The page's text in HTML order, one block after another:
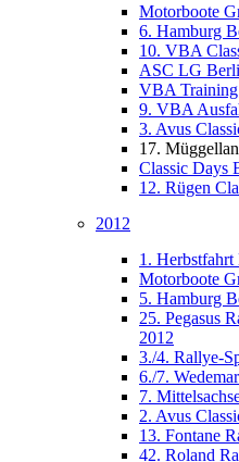
Motorboote
6. Hamburg
10. VBA
ASC LG
VBA
9. VBA
3. Avus
17.
Classic Days
12. Rügen
2012
1.
Motorboote
5. Hamburg
25. Pegasus
2012
3./4. Rallye-
6./7.
7.
2. Avus
13. Fontane
42. Roland